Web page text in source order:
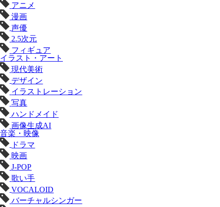
アニメ
漫画
声優
2.5次元
フィギュア
イラスト・アート
現代美術
デザイン
イラストレーション
写真
ハンドメイド
画像生成AI
音楽・映像
ドラマ
映画
J-POP
歌い手
VOCALOID
バーチャルシンガー